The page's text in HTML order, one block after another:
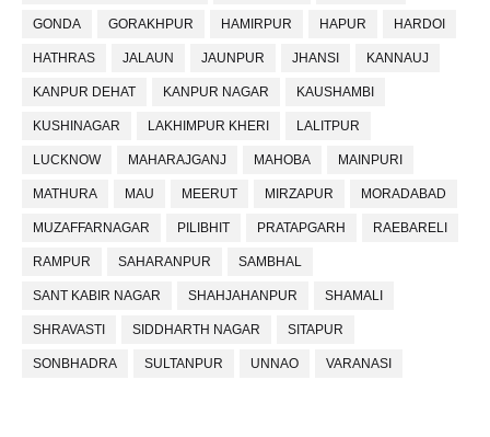
GONDA GORAKHPUR HAMIRPUR HAPUR HARDOI
HATHRAS JALAUN JAUNPUR JHANSI KANNAUJ
KANPUR DEHAT KANPUR NAGAR KAUSHAMBI
KUSHINAGAR LAKHIMPUR KHERI LALITPUR
LUCKNOW MAHARAJGANJ MAHOBA MAINPURI
MATHURA MAU MEERUT MIRZAPUR MORADABAD
MUZAFFARNAGAR PILIBHIT PRATAPGARH RAEBARELI
RAMPUR SAHARANPUR SAMBHAL
SANT KABIR NAGAR SHAHJAHANPUR SHAMALI
SHRAVASTI SIDDHARTH NAGAR SITAPUR
SONBHADRA SULTANPUR UNNAO VARANASI